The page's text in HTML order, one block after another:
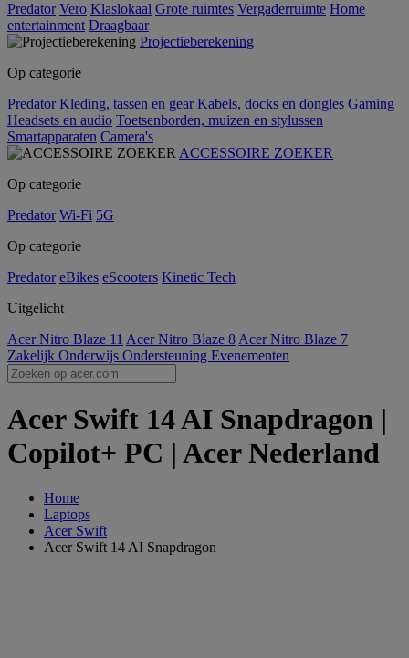
Predator Vero Klaslokaal Grote ruimtes Vergaderruimte Home
entertainment Draagbaar
Projectieberekening
Op categorie
Predator Kleding, tassen en gear Kabels, docks en dongles Gaming
Headsets en audio Toetsenborden, muizen en stylussen
Smartapparaten Camera's
ACCESSOIRE ZOEKER
Op categorie
Predator Wi-Fi 5G
Op categorie
Predator eBikes eScooters Kinetic Tech
Uitgelicht
Acer Nitro Blaze 11 Acer Nitro Blaze 8 Acer Nitro Blaze 7
Zakelijk Onderwijs Ondersteuning Evenementen
Acer Swift 14 AI Snapdragon |
Copilot+ PC | Acer Nederland
Home
Laptops
Acer Swift
Acer Swift 14 AI Snapdragon